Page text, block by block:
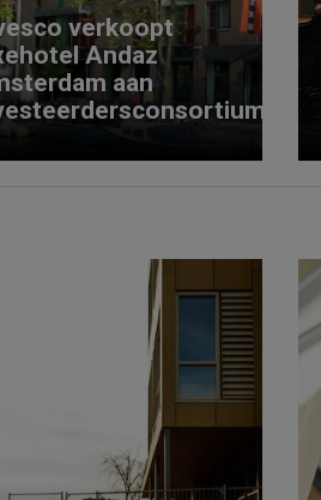
verkoopt
Andaz
aan